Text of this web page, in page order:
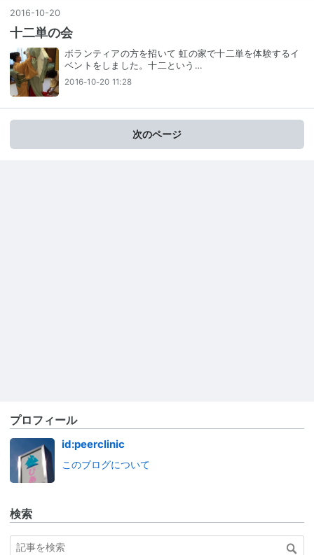
2016-10-20
十二単の会
ボランティアの方を招いて 虹の家で十二単を体験するイ
ベントをしました。十二という…
2016-10-20 11:28
次のページ
プロフィール
id:peerclinic
このブログについて
検索